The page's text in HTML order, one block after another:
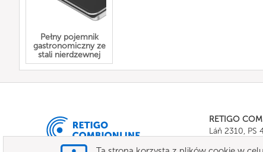
Pełny pojemnik
gastronomiczny ze
stali nierdzewnej
RETIGO
Láň 2310, PS